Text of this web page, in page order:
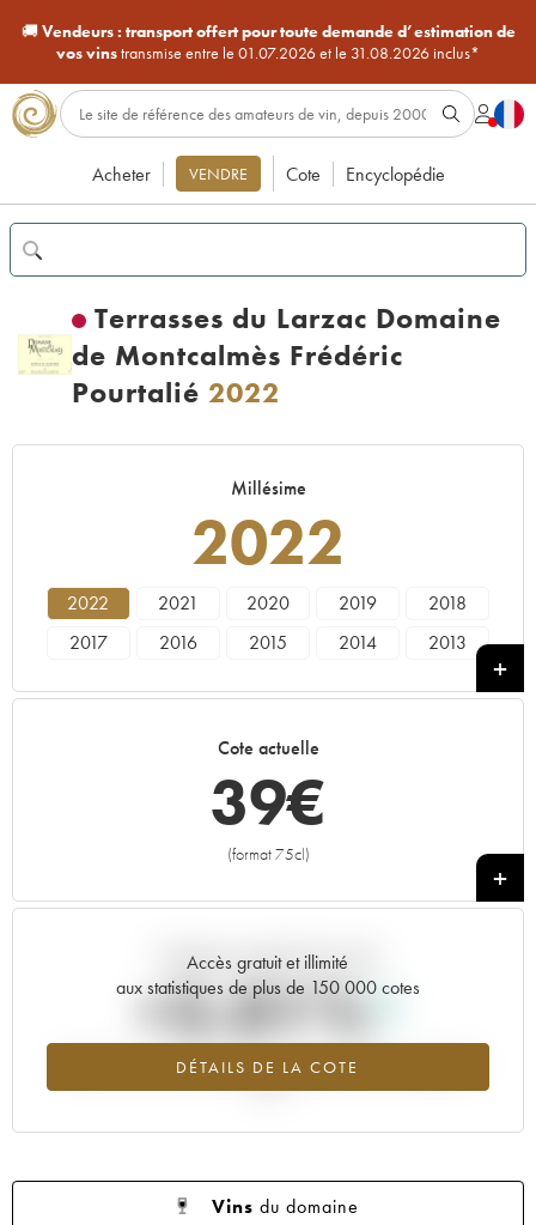
🚚Vendeurs : transport offert pour toute demande d’estimation de
vos vinstransmise entre le 01.07.2026 et le 31.08.2026 inclus*
Acheter VENDRE Cote Encyclopédie
Terrasses du Larzac Domaine
de Montcalmès Frédéric
Pourtalié 2022
Millésime
2022
2022 2021 2020 2019
2018
2017
2016 2015 2014
2013
2000
Cote actuelle
39€
(format 75cl)
+
Accès gratuit et illimité
aux statistiques de plus de 150 000 cotes
DÉTAILS DE LA COTE
Tendance actuelle de la cote
+5.01%
Tendance à la hausse du millésime 2022 en 2026 par rapport à
Vins du domaine